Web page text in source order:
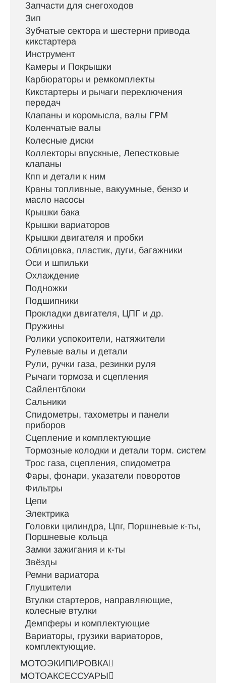
Запчасти для снегоходов
Зип
Зубчатые сектора и шестерни привода
кикстартера
Инструмент
Камеры и Покрышки
Карбюраторы и ремкомплекты
Кикстартеры и рычаги переключения
передач
Клапаны и коромысла, валы ГРМ
Коленчатые валы
Колесные диски
Коллекторы впускные, Лепестковые
клапаны
Кпп и детали к ним
Краны топливные, вакуумные, бензо и
масло насосы
Крышки бака
Крышки вариаторов
Крышки двигателя и пробки
Облицовка, пластик, дуги, багажники
Оси и шпильки
Охлаждение
Подножки
Подшипники
Прокладки двигателя, ЦПГ и др.
Пружины
Ролики успокоители, натяжители
Рулевые валы и детали
Рули, ручки газа, резинки руля
Рычаги тормоза и сцепления
Сайлентблоки
Сальники
Спидометры, тахометры и панели
приборов
Сцепление и комплектующие
Тормозные колодки и детали торм. систем
Трос газа, сцепления, спидометра
Фары, фонари, указатели поворотов
Фильтры
Цепи
Электрика
Головки цилиндра, Цпг, Поршневые к-ты,
Поршневые кольца
Замки зажигания и к-ты
Звёзды
Ремни вариатора
Глушители
Втулки стартеров, направляющие,
колесные втулки
Демпферы и комплектующие
Вариаторы, грузики вариаторов,
комплектующие.
МОТОЭКИПИРОВКА
МОТОАКСЕССУАРЫ